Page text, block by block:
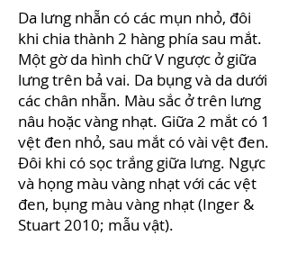
Da lưng nhẵn có các mụn nhỏ, đôi
khi chia thành 2 hàng phía sau mắt.
Một gờ da hình chữ V ngược ở giữa
lưng trên bả vai. Da bụng và da dưới
các chân nhẵn. Màu sắc ở trên lưng
nâu hoặc vàng nhạt. Giữa 2 mắt có 1
vệt đen nhỏ, sau mắt có vài vệt đen.
Đôi khi có sọc trắng giữa lưng. Ngực
và họng màu vàng nhạt với các vệt
đen, bụng màu vàng nhạt (Inger &
Stuart 2010; mẫu vật).